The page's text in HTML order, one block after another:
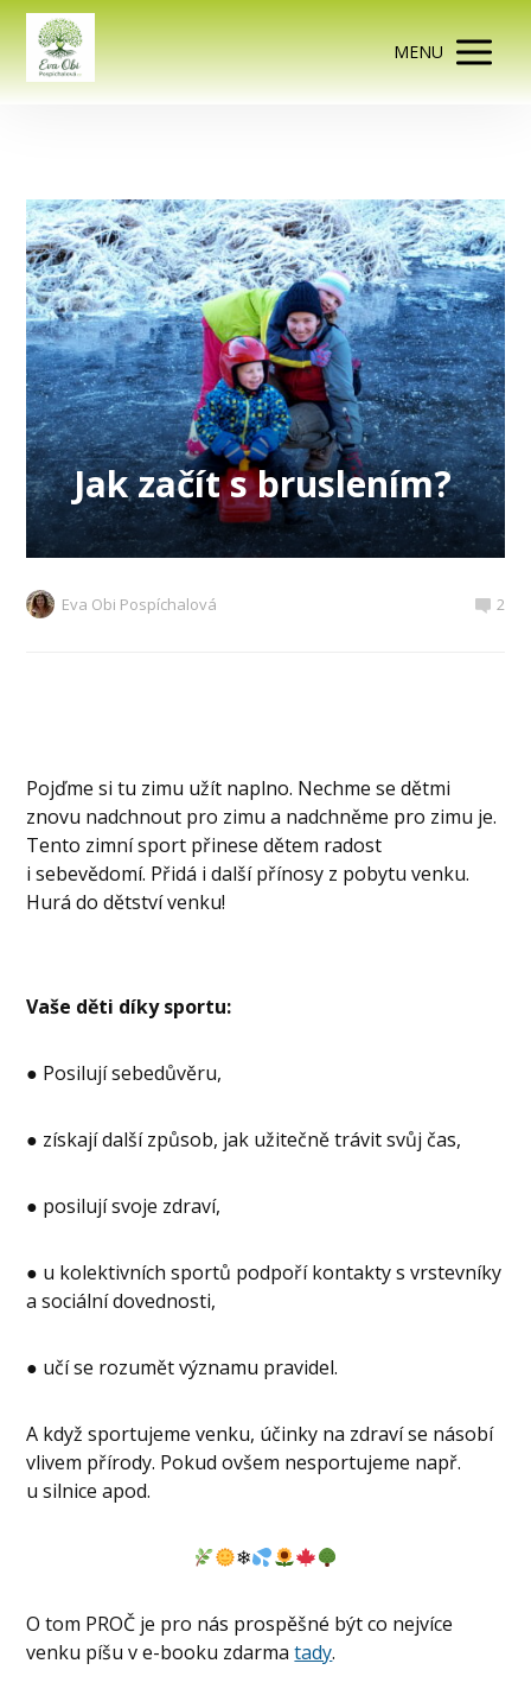
MENU
Jak začít s bruslením?
Eva Obi Pospíchalová 2
Pojďme si tu zimu užít naplno. Nechme se dětmi
znovu nadchnout pro zimu a nadchněme pro zimu je.
Tento zimní sport přinese dětem radost
i sebevědomí. Přidá i další přínosy z pobytu venku.
Hurá do dětství venku!
Vaše děti díky sportu:
● Posilují sebedůvěru,
● získají další způsob, jak užitečně trávit svůj čas,
● posilují svoje zdraví,
● u kolektivních sportů podpoří kontakty s vrstevníky
a sociální dovednosti,
● učí se rozumět významu pravidel.
A když sportujeme venku, účinky na zdraví se násobí
vlivem přírody. Pokud ovšem nesportujeme např.
u silnice apod.
❄
O tom PROČ je pro nás prospěšné být co nejvíce
venku píšu v e-booku zdarmatady.